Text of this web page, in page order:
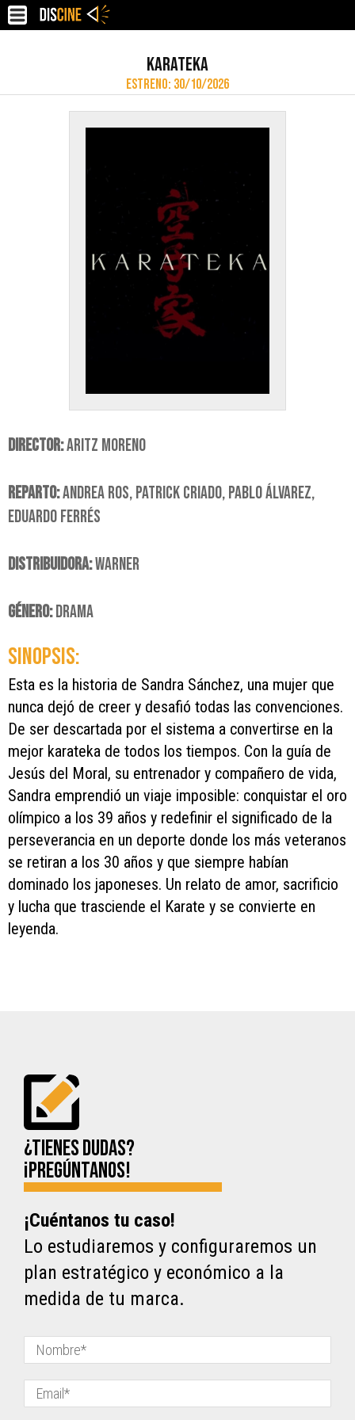
KARATEKA
ESTRENO: 30/10/2026
DIRECTOR:ARITZ MORENO
REPARTO:ANDREA ROS, PATRICK CRIADO, PABLO ÁLVAREZ,
EDUARDO FERRÉS
DISTRIBUIDORA:WARNER
GÉNERO:DRAMA
SINOPSIS:
Esta es la historia de Sandra Sánchez, una mujer que
nunca dejó de creer y desafió todas las convenciones.
De ser descartada por el sistema a convertirse en la
mejor karateka de todos los tiempos. Con la guía de
Jesús del Moral, su entrenador y compañero de vida,
Sandra emprendió un viaje imposible: conquistar el oro
olímpico a los 39 años y redefinir el significado de la
perseverancia en un deporte donde los más veteranos
se retiran a los 30 años y que siempre habían
dominado los japoneses. Un relato de amor, sacrificio
y lucha que trasciende el Karate y se convierte en
leyenda.
¿Tienes dudas?
¡Pregúntanos!
¡Cuéntanos tu caso!
Lo estudiaremos y configuraremos un
plan estratégico y económico a la
medida de tu marca.